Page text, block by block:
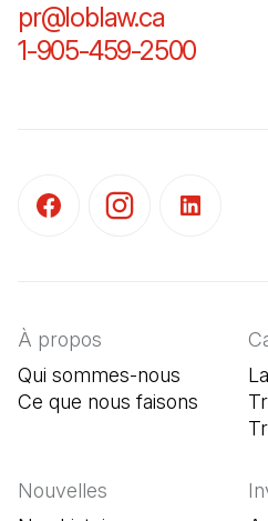
pr@loblaw.ca
1-905-459-2500
À propos
Qui sommes-nous
Ce que nous faisons
Nouvelles